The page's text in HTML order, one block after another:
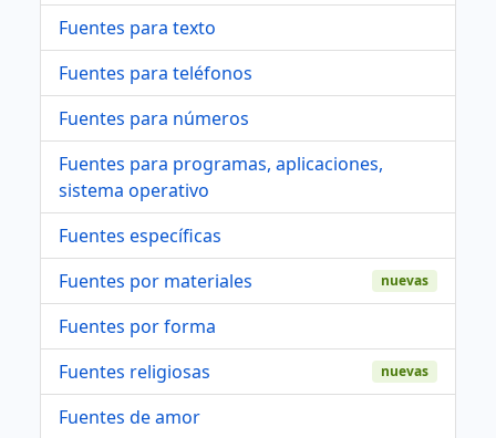
Fuentes para texto
Fuentes para teléfonos
Fuentes para números
Fuentes para programas, aplicaciones,
sistema operativo
Fuentes específicas
Fuentes por materiales
nuevas
Fuentes por forma
Fuentes religiosas
nuevas
Fuentes de amor